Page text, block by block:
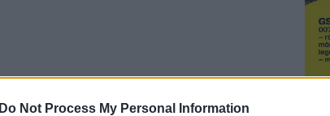
Do Not Process My Personal Information